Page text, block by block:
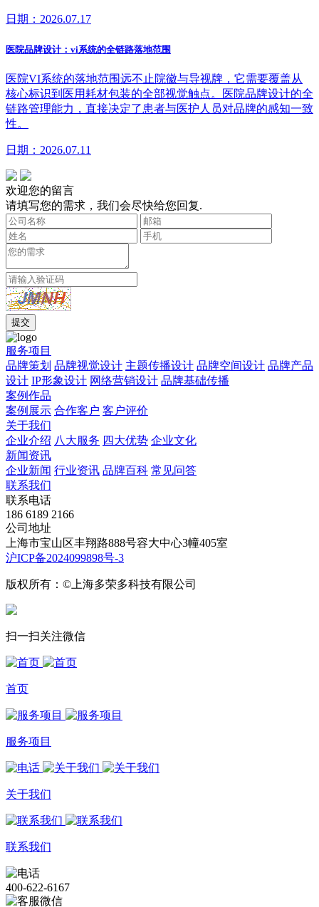
日期：2026.07.17
医院品牌设计：vi系统的全链路落地范围
医院VI系统的落地范围远不止院徽与导视牌，它需要覆盖从
核心标识到医用耗材包装的全部视觉触点。医院品牌设计的全
链路管理能力，直接决定了患者与医护人员对品牌的感知一致
性。
日期：2026.07.11
欢迎您的留言
请填写您的需求，我们会尽快给您回复.
服务项目
品牌策划 品牌视觉设计 主题传播设计 品牌空间设计 品牌产品
设计 IP形象设计 网络营销设计 品牌基础传播
案例作品
案例展示 合作客户 客户评价
关于我们
企业介绍 八大服务 四大优势 企业文化
新闻资讯
企业新闻 行业资讯 品牌百科 常见问答
联系我们
联系电话
186 6189 2166
公司地址
上海市宝山区丰翔路888号容大中心3幢405室
沪ICP备2024099898号-3
版权所有：©上海多荣多科技有限公司
扫一扫关注微信
首页
服务项目
关于我们
联系我们
400-622-6167